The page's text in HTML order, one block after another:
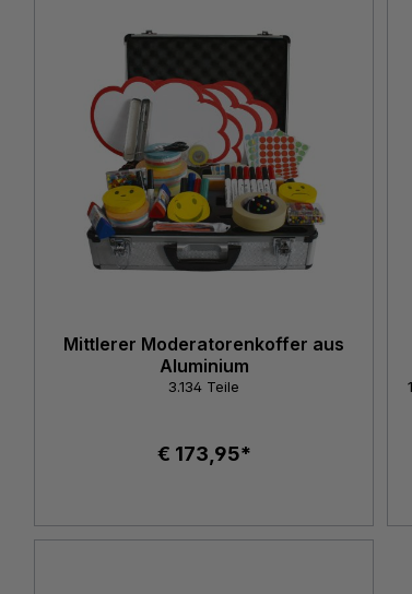
Mittlerer Moderatorenkoffer aus
Aluminium
3.134 Teile
€ 173,95*